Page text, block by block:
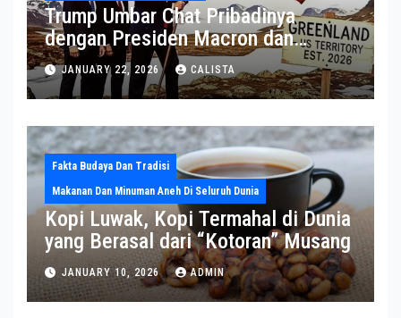
Trump Umbar Chat Pribadinya
dengan Presiden Macron dan
Sekjen NATO ke Medsos, Bahas Isu
Greenland
JANUARY 22, 2026 CALISTA
Fakta Budaya Dan Tradisi
Makanan Dan Minuman Aneh Di Seluruh Dunia
Kopi Luwak, Kopi Termahal di Dunia
yang Berasal dari “Kotoran” Musang
JANUARY 10, 2026 ADMIN